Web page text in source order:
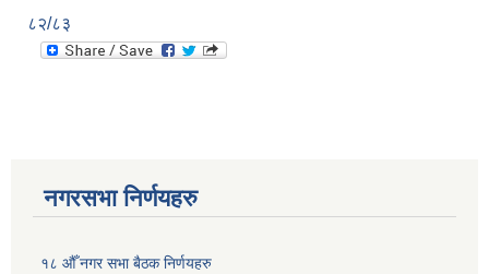
८२/८३
नगरसभा निर्णयहरु
१८ औँ नगर सभा बैठक निर्णयहरु